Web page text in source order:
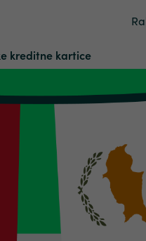
kreditne kartice